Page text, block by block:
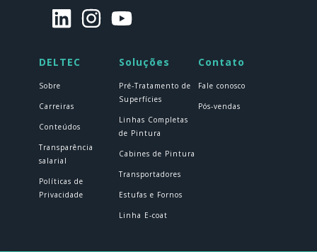
DELTEC Soluções Contato
Sobre
Carreiras
Conteúdos
Transparência
salarial
Políticas de
Privacidade
Pré-Tratamento de
Superfícies
Linhas Completas
de Pintura
Cabines de Pintura
Transportadores
Estufas e Fornos
Linha E-coat
Fale conosco
Pós-vendas